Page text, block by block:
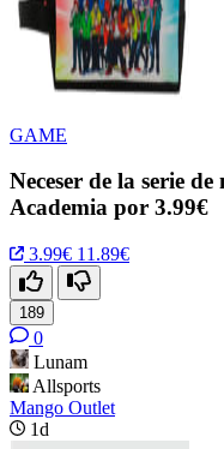
GAME
Neceser de la serie
Academia por 3.99€
3.99€ 11.89€
189
0
Lunam
Allsports
Mango Outlet
1d